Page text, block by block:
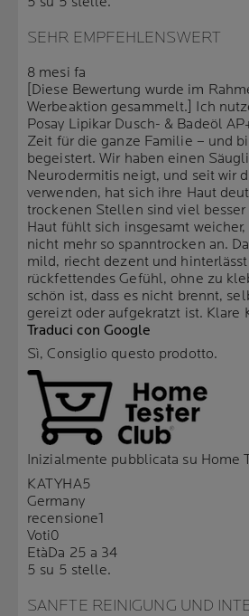
SEHR EMPFEHLENSWERT
8 mesi fa
[Diese Bewertung wurde im
Werbeaktion gesammelt.] Ich
Posay Lipikar Dusch- & Badeöl
Zeit für die ganze Familie – und
begeistert. Wir haben einen
Neurodermitis neigt, und seit wir
verwenden, hat sich ihre Haut
trockenen Stellen sind viel
Haut fühlt sich insgesamt
nicht mehr so spanntrocken an.
mild, riecht dezent und
rückfettendes Gefühl, ohne zu
schön ist, dass es nicht brennt,
gereizt oder aufgekratzt ist. Klare
Traduci con Google
Sì, Consiglio questo prodotto.
Inizialmente pubblicata su Home
KATYHA5
Germany
recensione1
Voti0
EtàDa 25 a 34
5 su 5 stelle.
SANFTE REINIGUNG UND